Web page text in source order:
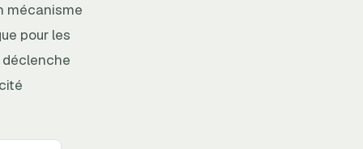
mécanisme
pour les